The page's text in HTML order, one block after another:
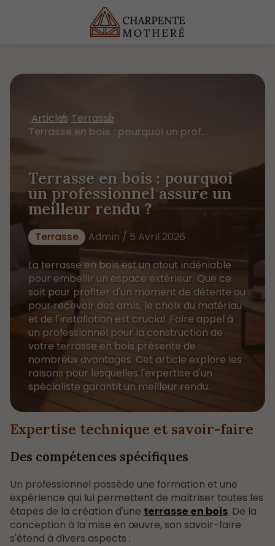
Articles Terrasse
Terrasse en bois : pourquoi un professionnel assure un meilleur rendu ?
Terrasse en bois : pourquoi
un professionnel assure un
meilleur rendu ?
Terrasse
Admin / 5 Avril 2026
La terrasse en bois est un atout indéniable
pour embellir un espace extérieur. Que ce
soit pour profiter d'un moment de détente ou
pour recevoir des amis, le choix du matériau
et de l'installation est crucial. Faire appel à
un professionnel pour la construction de
votre terrasse en bois présente de
nombreux avantages. Cet article explore les
raisons pour lesquelles l'expertise d'un
spécialiste garantit un meilleur rendu.
Expertise technique et savoir-faire
Des compétences spécifiques
Un professionnel possède une formation et une
expérience qui lui permettent de maîtriser toutes les
étapes de la création d'une terrasse en bois. De la
conception à la mise en œuvre, son savoir-faire
s'étend à divers aspects :